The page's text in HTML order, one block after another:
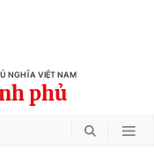
NGHĨA VIỆT NAM
phủ